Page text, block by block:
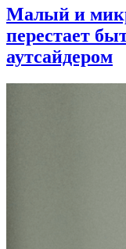
Малый и
перестает
аутсайдером